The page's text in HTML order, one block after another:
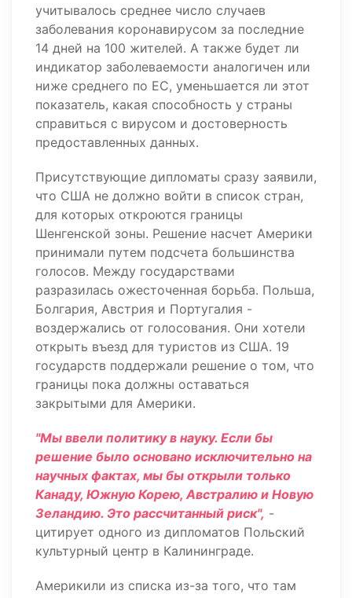
учитывалось среднее число случаев
заболевания коронавирусом за последние
14 дней на 100 жителей. А также будет ли
индикатор заболеваемости аналогичен или
ниже среднего по ЕС, уменьшается ли этот
показатель, какая способность у страны
справиться с вирусом и достоверность
предоставленных данных.
Присутствующие дипломаты сразу заявили,
что США не должно войти в список стран,
для которых откроются границы
Шенгенской зоны. Решение насчет Америки
принимали путем подсчета большинства
голосов. Между государствами
разразилась ожесточенная борьба. Польша,
Болгария, Австрия и Португалия -
воздержались от голосования. Они хотели
открыть въезд для туристов из США. 19
государств поддержали решение о том, что
границы пока должны оставаться
закрытыми для Америки.
"Мы ввели политику в науку. Если бы
решение было основано исключительно на
научных фактах, мы бы открыли только
Канаду, Южную Корею, Австралию и Новую
Зеландию. Это рассчитанный риск", -
цитирует одного из дипломатов Польский
культурный центр в Калининграде.
Америкили из списка из-за того, что там